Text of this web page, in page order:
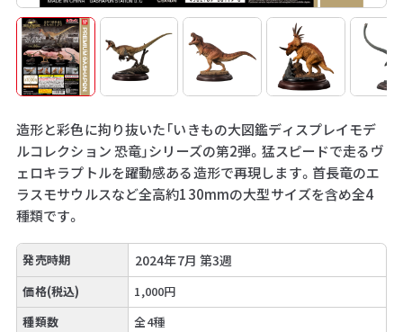
造形と彩色に拘り抜いた「いきもの大図鑑ディスプレイモデ
ルコレクション 恐竜」シリーズの第2弾。猛スピードで走るヴ
ェロキラプトルを躍動感ある造形で再現します。首長竜のエ
ラスモサウルスなど全高約130mmの大型サイズを含め全4
種類です。
発売時期 2024年7月 第3週
価格(税込)
1,000円
種類数
全4種